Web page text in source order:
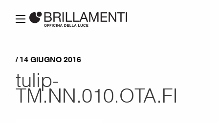
/ 14 GIUGNO 2016
tulip-
TM.NN.010.OTA.FI